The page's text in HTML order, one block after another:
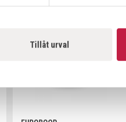
Tillåt urval